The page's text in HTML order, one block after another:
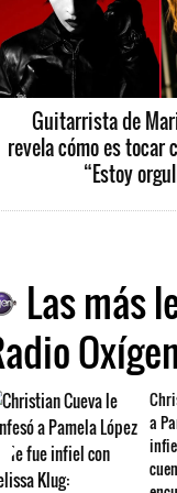
Guitarrista de
revela cómo es tocar
“Estoy
Las más
a